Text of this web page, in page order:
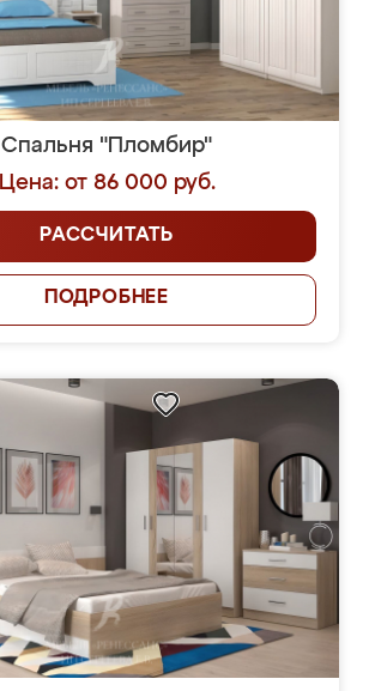
Спальня "Пломбир"
Цена: от 86 000 руб.
РАССЧИТАТЬ
ПОДРОБНЕЕ